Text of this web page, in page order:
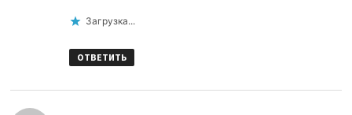
Загрузка...
ОТВЕТИТЬ